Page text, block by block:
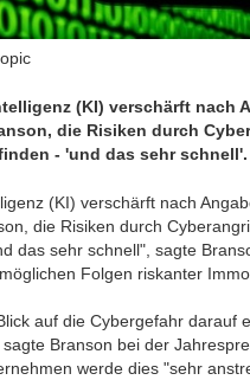
(KI) verschärft nach
die Risiken durch
- 'und das sehr schnell'.
(KI) verschärft nach
die Risiken durch
das sehr schnell", sagte
Folgen riskanter
auf die Cybergefahr darauf
Branson bei der
werde dies "sehr